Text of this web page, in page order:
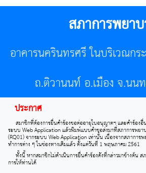
สภาการพยา
อาคารนครินทรศรี ในบริเวณก
ถ.ติวานนท์ อ.เมือง จ.นน
โทรศัพท์ 02-596-7500 โทรสาร 0-
center@tnmc.or.th
All right reserved by
ประกาศ
สมาชิกที่ต้องการยื่นคำร้องขอต่ออายุใบอนุญาตฯ และคำร้อง
ระบบ Web Application แล้วพิมพ์แบบคำขอส่งมาที่สภาการพยา
(RQ01) จากระบบ Web Application เท่านั้น เนื่องจากสภาการพ
ทำการต่าง ๆ ในช่องทางเดิมแล้ว ตั้งแต่วันที่ 1 พฤษภาคม 2561
ทั้งนี้ หากสมาชิกไม่ดำเนินการยื่นคำร้องดังที่กล่าวมาข้างต้น ส
การให้ท่านได้